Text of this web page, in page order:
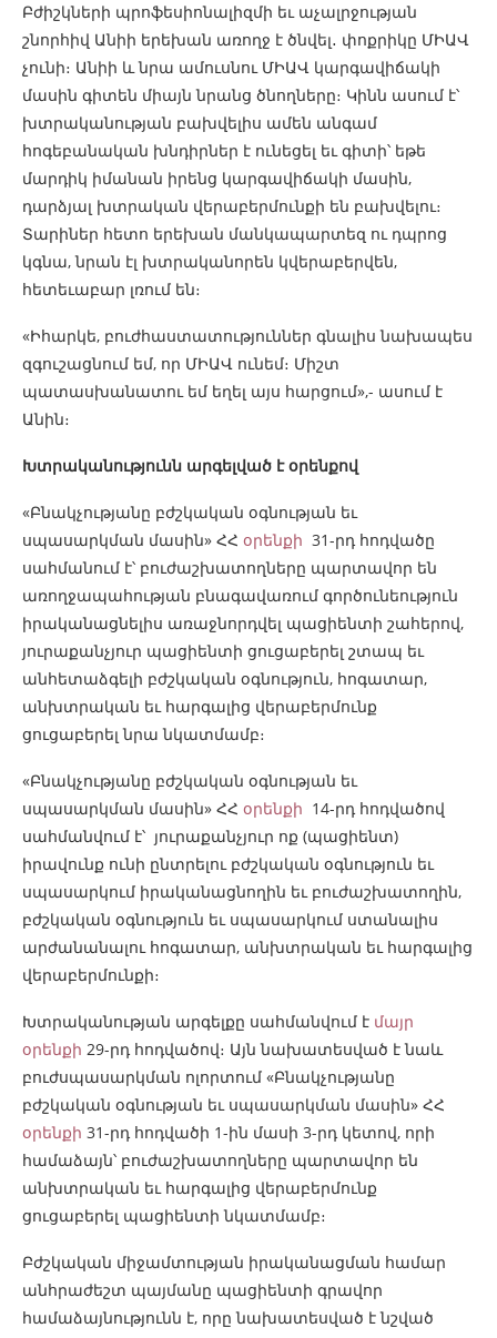
Բժիշկների պրոֆեսիոնալիզմի եւ աչալրջության
շնորհիվ Անիի երեխան առողջ է ծնվել․ փոքրիկը ՄԻԱՎ
չունի։ Անիի և նրա ամուսնու ՄԻԱՎ կարգավիճակի
մասին գիտեն միայն նրանց ծնողները։ Կինն ասում է՝
խտրականության բախվելիս ամեն անգամ
հոգեբանական խնդիրներ է ունեցել եւ գիտի՝ եթե
մարդիկ իմանան իրենց կարգավիճակի մասին,
դարձյալ խտրական վերաբերմունքի են բախվելու։
Տարիներ հետո երեխան մանկապարտեզ ու դպրոց
կգնա, նրան էլ խտրականորեն կվերաբերվեն,
հետեւաբար լռում են։
«Իհարկե, բուժհաստատություններ գնալիս նախապես
զգուշացնում եմ, որ ՄԻԱՎ ունեմ։ Միշտ
պատասխանատու եմ եղել այս հարցում»,- ասում է
Անին։
Խտրականությունն արգելված է օրենքով
«Բնակչությանը բժշկական օգնության եւ
սպասարկման մասին» ՀՀ օրենքի 31-րդ հոդվածը
սահմանում է՝ բուժաշխատողները պարտավոր են
առողջապահության բնագավառում գործունեություն
իրականացնելիս առաջնորդվել պացիենտի շահերով,
յուրաքանչյուր պացիենտի ցուցաբերել շտապ եւ
անհետաձգելի բժշկական օգնություն, հոգատար,
անխտրական եւ հարգալից վերաբերմունք
ցուցաբերել նրա նկատմամբ։
«Բնակչությանը բժշկական օգնության եւ
սպասարկման մասին» ՀՀ օրենքի 14-րդ հոդվածով
սահմանվում է՝ յուրաքանչյուր ոք (պացիենտ)
իրավունք ունի ընտրելու բժշկական օգնություն եւ
սպասարկում իրականացնողին եւ բուժաշխատողին,
բժշկական օգնություն եւ սպասարկում ստանալիս
արժանանալու հոգատար, անխտրական եւ հարգալից
վերաբերմունքի։
Խտրականության արգելքը սահմանվում է մայր
օրենքի 29-րդ հոդվածով։ Այն նախատեսված է նաև
բուժսպասարկման ոլորտում «Բնակչությանը
բժշկական օգնության եւ սպասարկման մասին» ՀՀ
օրենքի 31-րդ հոդվածի 1-ին մասի 3-րդ կետով, որի
համաձայն՝ բուժաշխատողները պարտավոր են
անխտրական եւ հարգալից վերաբերմունք
ցուցաբերել պացիենտի նկատմամբ։
Բժշկական միջամտության իրականացման համար
անհրաժեշտ պայմանը պացիենտի գրավոր
համաձայնությունն է, որը նախատեսված է նշված